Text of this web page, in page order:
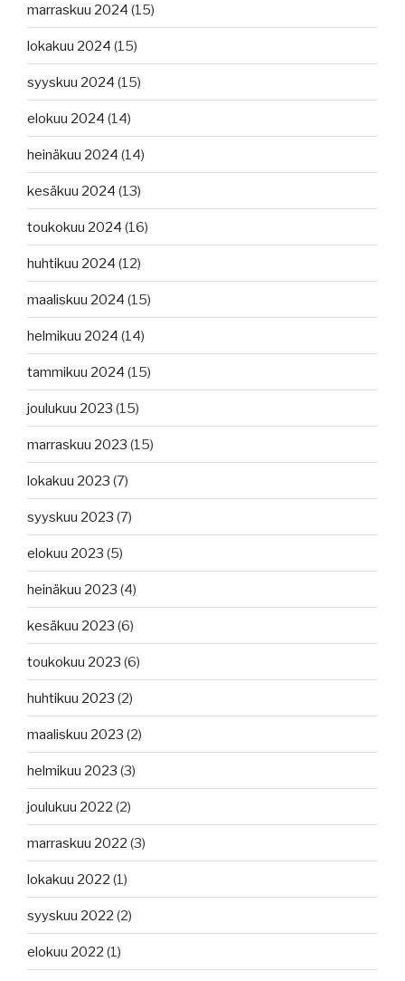
marraskuu 2024 (15)
lokakuu 2024 (15)
syyskuu 2024 (15)
elokuu 2024 (14)
heinäkuu 2024 (14)
kesäkuu 2024 (13)
toukokuu 2024 (16)
huhtikuu 2024 (12)
maaliskuu 2024 (15)
helmikuu 2024 (14)
tammikuu 2024 (15)
joulukuu 2023 (15)
marraskuu 2023 (15)
lokakuu 2023 (7)
syyskuu 2023 (7)
elokuu 2023 (5)
heinäkuu 2023 (4)
kesäkuu 2023 (6)
toukokuu 2023 (6)
huhtikuu 2023 (2)
maaliskuu 2023 (2)
helmikuu 2023 (3)
joulukuu 2022 (2)
marraskuu 2022 (3)
lokakuu 2022 (1)
syyskuu 2022 (2)
elokuu 2022 (1)